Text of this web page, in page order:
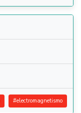
#electromagnetismo